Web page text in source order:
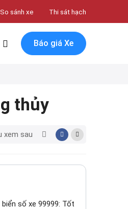
So sánh xe Thi sát hạch
Báo giá Xe
thủy
xem sau
số xe 99999: Tốt